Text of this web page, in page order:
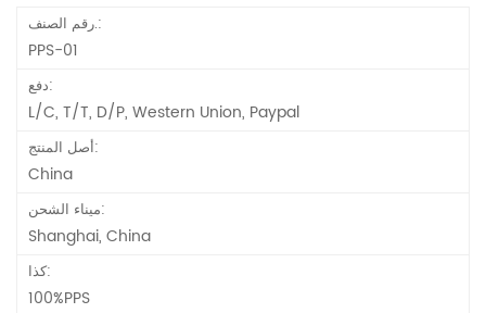
رقم الصنف.:
PPS-01
دفع:
L/C, T/T, D/P, Western Union, Paypal
أصل المنتج:
China
ميناء الشحن:
Shanghai, China
كذا:
100%PPS